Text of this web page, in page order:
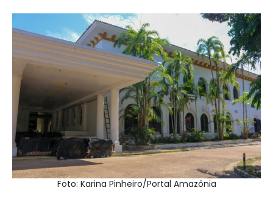
Foto: Karina Pinheiro/Portal Amazônia